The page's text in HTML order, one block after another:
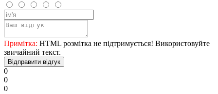
Примітка: HTML розмітка не підтримується! Використовуйте
звичайний текст.
Відправити відгук
0
0
0